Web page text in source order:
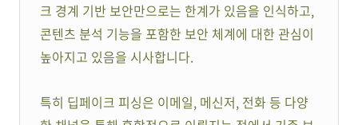
크 경계 기반 보안만으로는 한계가 있음을 인식하고,
콘텐츠 분석 기능을 포함한 보안 체계에 대한 관심이
높아지고 있음을 시사합니다.
특히 딥페이크 피싱은 이메일, 메신저, 전화 등 다양